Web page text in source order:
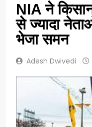
NIA ने
से ज्यादा
भेजा समन
Adesh Dwivedi